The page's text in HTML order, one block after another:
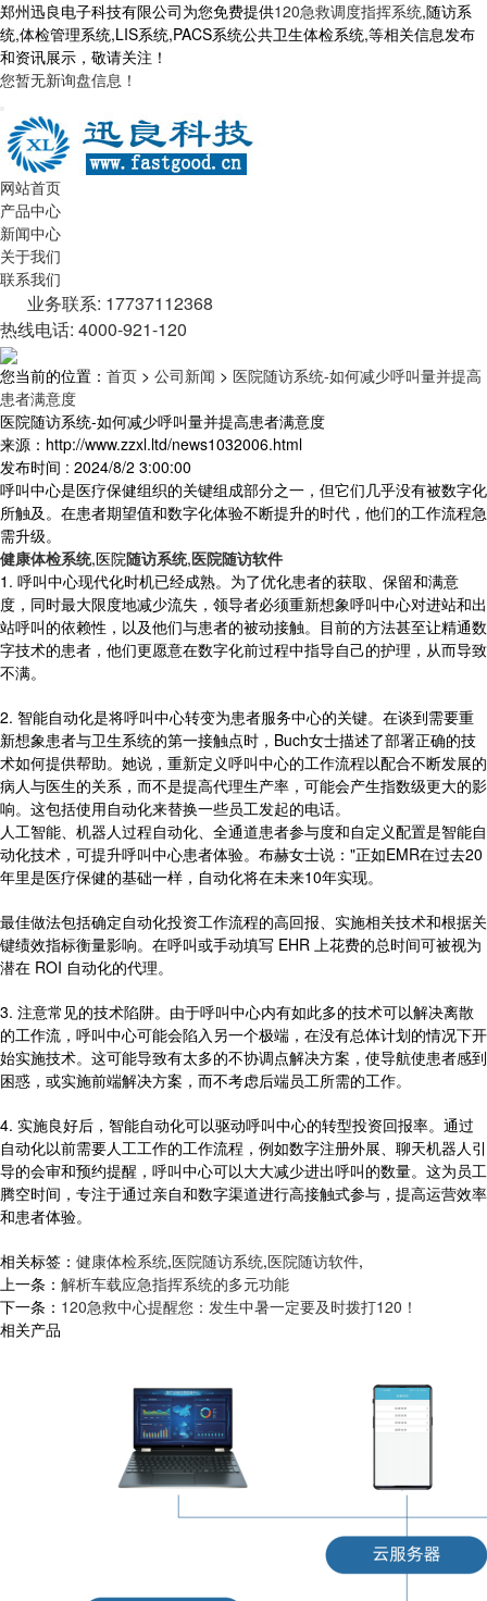
郑州迅良电子科技有限公司为您免费提供120急救调度指挥系统,随访系
统,体检管理系统,LIS系统,PACS系统公共卫生体检系统,等相关信息发布
和资讯展示，敬请关注！
您暂无新询盘信息！
网站首页
产品中心
新闻中心
关于我们
联系我们
业务联系: 17737112368
热线电话: 4000-921-120
您当前的位置： 首页 > 公司新闻 > 医院随访系统-如何减少呼叫量并提高
患者满意度
医院随访系统-如何减少呼叫量并提高患者满意度
来源：http://www.zzxl.ltd/news1032006.html
发布时间 : 2024/8/2 3:00:00
呼叫中心是医疗保健组织的关键组成部分之一，但它们几乎没有被数字化
所触及。在患者期望值和数字化体验不断提升的时代，他们的工作流程急
需升级。
健康体检系统,医院随访系统,医院随访软件
1. 呼叫中心现代化时机已经成熟。为了优化患者的获取、保留和满意
度，同时最大限度地减少流失，领导者必须重新想象呼叫中心对进站和出
站呼叫的依赖性，以及他们与患者的被动接触。目前的方法甚至让精通数
字技术的患者，他们更愿意在数字化前过程中指导自己的护理，从而导致
不满。
2. 智能自动化是将呼叫中心转变为患者服务中心的关键。在谈到需要重
新想象患者与卫生系统的第一接触点时，Buch女士描述了部署正确的技
术如何提供帮助。她说，重新定义呼叫中心的工作流程以配合不断发展的
病人与医生的关系，而不是提高代理生产率，可能会产生指数级更大的影
响。这包括使用自动化来替换一些员工发起的电话。
人工智能、机器人过程自动化、全通道患者参与度和自定义配置是智能自
动化技术，可提升呼叫中心患者体验。布赫女士说："正如EMR在过去20
年里是医疗保健的基础一样，自动化将在未来10年实现。
最佳做法包括确定自动化投资工作流程的高回报、实施相关技术和根据关
键绩效指标衡量影响。在呼叫或手动填写 EHR 上花费的总时间可被视为
潜在 ROI 自动化的代理。
3. 注意常见的技术陷阱。由于呼叫中心内有如此多的技术可以解决离散
的工作流，呼叫中心可能会陷入另一个极端，在没有总体计划的情况下开
始实施技术。这可能导致有太多的不协调点解决方案，使导航使患者感到
困惑，或实施前端解决方案，而不考虑后端员工所需的工作。
4. 实施良好后，智能自动化可以驱动呼叫中心的转型投资回报率。通过
自动化以前需要人工工作的工作流程，例如数字注册外展、聊天机器人引
导的会审和预约提醒，呼叫中心可以大大减少进出呼叫的数量。这为员工
腾空时间，专注于通过亲自和数字渠道进行高接触式参与，提高运营效率
和患者体验。
相关标签： 健康体检系统,医院随访系统,医院随访软件,
上一条： 解析车载应急指挥系统的多元功能
下一条： 120急救中心提醒您：发生中暑一定要及时拨打120！
相关产品